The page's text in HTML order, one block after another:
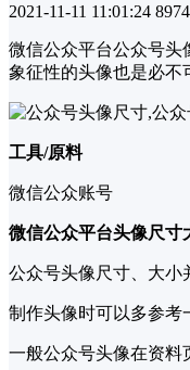
2021-11-11 11:01:24 8974
微信公众平台公众号头
象征性的头像也是必不
工具/原料
微信公众账号
微信公众平台头像尺寸
公众号头像尺寸、大小
制作头像时可以多参考
一般公众号头像在资料